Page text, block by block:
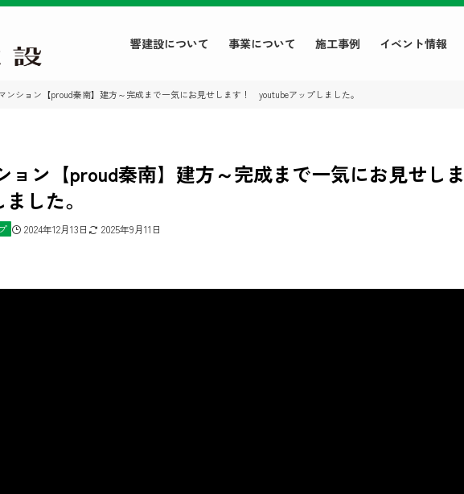
響建設について 事業について 施工事例 イベント情報
ンション【proud秦南】建方～完成まで一気にお見せします！ youtubeアップしました。
ョン【proud秦南】建方～完成まで一気にお見せしま
した。
2024年12月13日 2025年9月11日